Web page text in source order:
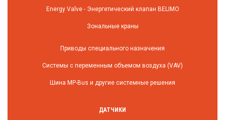
Energy Valve - Энергетический клапан BELIMO
Зональные краны
Приводы специального назначения
Системы с переменным объемом воздуха (VAV)
Шина MP-Bus и другие системные решения
ДАТЧИКИ